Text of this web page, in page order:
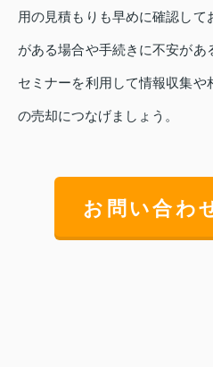
用の見積もりも早めに確認し
がある場合や手続きに不安があ
セミナーを利用して情報収集や
の売却につなげましょう。
お問い合わ